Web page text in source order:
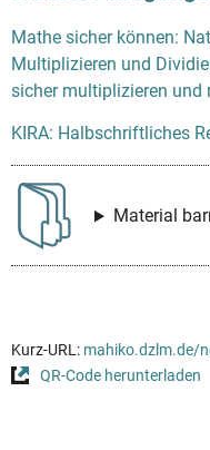
Mathe sicher können:
Multiplizieren und
sicher multiplizieren und
KIRA: Halbschriftliches
Material
Kurz-URL: mahiko.dzlm.de/
QR-Code herunterladen